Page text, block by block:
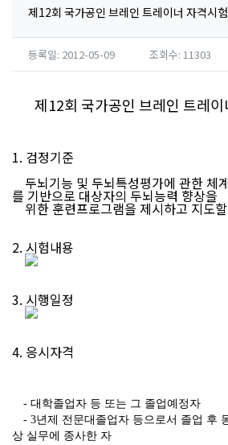
제12회 국가공인 브레인 트레이너 자격시
등록일: 2012-05-09 조회수: 11303
제12회 국가공인 브레인 트레
1. 검정기준
두뇌기능 및 두뇌특성평가에 관한 체
를 기반으로 대상자의 두뇌능력 향상을
위한 훈련프로그램을 제시하고 지도
2. 시험내용
3. 시행일정
4. 응시자격
- 대학졸업자 등 또는 그 졸업예정자
- 3년제 전문대졸업자 등으로서 졸업 후
상 실무에 종사한 자